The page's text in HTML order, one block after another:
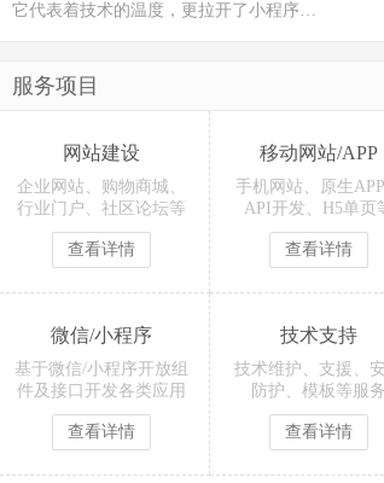
它代表着技术的温度，更拉开了小程序…
服务项目
网站建设
企业网站、购物商城、
行业门户、社区论坛等
查看详情
移动网站/APP
手机网站、原生
API开发、H5单页
查看详情
微信/小程序
基于微信/小程序开放组
件及接口开发各类应用
查看详情
技术支持
技术维护、支援、
防护、模板等服
查看详情